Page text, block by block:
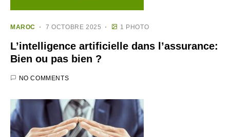
MAROC 7 OCTOBRE 2025 1 PHOTO
L’intelligence artificielle dans l’assurance:
Bien ou pas bien ?
NO COMMENTS